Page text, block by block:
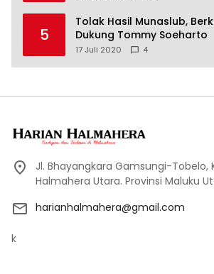
5
Tolak Hasil Munaslub,
Dukung Tommy Soeharto
17 Juli 2020 4
Jl. Bhayangkara Gamsungi-Tobelo,
Halmahera Utara. Provinsi Maluku
harianhalmahera@gmail.com
k